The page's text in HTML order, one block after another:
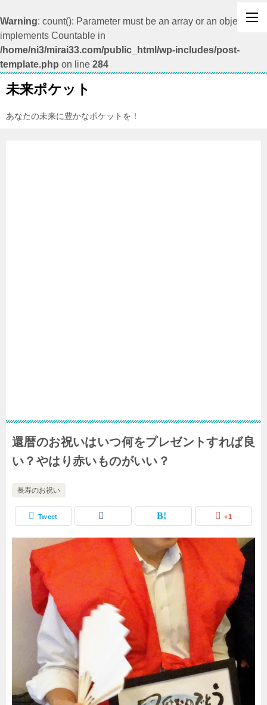
Warning: count(): Parameter must be an array or an object that
implements Countable in
/home/ni3/mirai33.com/public_html/wp-includes/post-
template.php on line 284
未来ポケット
あなたの未来に豊かなポケットを！
還暦のお祝いはいつ何をプレゼントすれば良
い？やはり赤いものがいい？
長寿のお祝い
Tweet +1